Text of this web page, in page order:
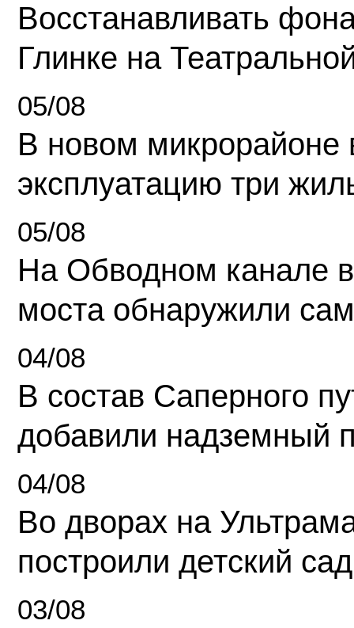
Восстанавливать
Глинке на
05/08
В новом микрорайоне
эксплуатацию три
05/08
На Обводном канале
моста обнаружили
04/08
В состав Саперного
добавили надземный
04/08
Во дворах на
построили детский сад
03/08